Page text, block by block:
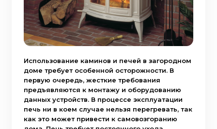
Использование каминов и печей в загородном
доме требует особенной осторожности. В
первую очередь, жесткие требования
предъявляются к монтажу и оборудованию
данных устройств. В процессе эксплуатации
печь ни в коем случае нельзя перегревать, так
как это может привести к самовозгоранию